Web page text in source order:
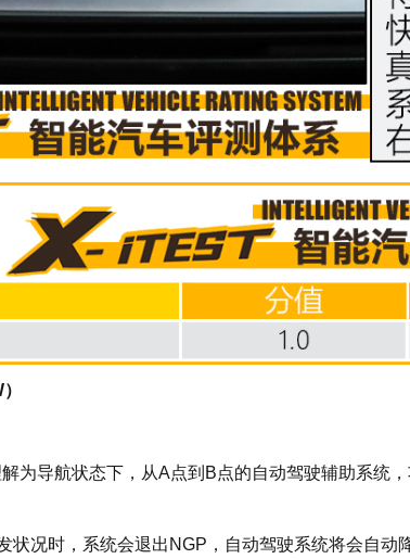
导航状态下，从A点到B点的自动驾驶辅助系统，
况时，系统会退出NGP，自动驾驶系统将会自动